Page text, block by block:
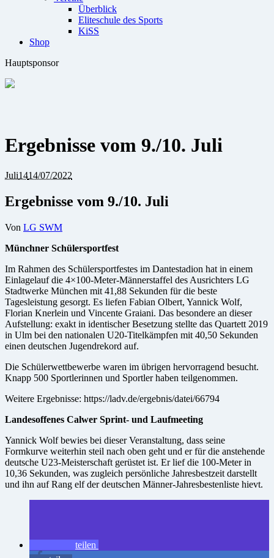
Überblick
Eliteschule des Sports
KiSS
Shop
Hauptsponsor
Ergebnisse vom 9./10. Juli
Juli1414/07/2022
Ergebnisse vom 9./10. Juli
Von LG SWM
Münchner Schülersportfest
Im Rahmen des Schülersportfestes im Dantestadion hat in einem
Einlagelauf die 4×100-Meter-Männerstaffel des Ausrichters LG
Stadtwerke München mit 41,88 Sekunden für die beste
Tagesleistung gesorgt. Es liefen Fabian Olbert, Yannick Wolf,
Florian Knerlein und Vincente Graiani. Das besondere an dieser
Aufstellung: exakt in identischer Besetzung stellte das Quartett 2019
in Ulm bei den nationalen U20-Titelkämpfen mit 40,50 Sekunden
einen deutschen Jugendrekord auf.
Die Schülerwettbewerbe waren im übrigen hervorragend besucht.
Knapp 500 Sportlerinnen und Sportler haben teilgenommen.
Weitere Ergebnisse: https://ladv.de/ergebnis/datei/66794
Landesoffenes Calwer Sprint- und Laufmeeting
Yannick Wolf bewies bei dieser Veranstaltung, dass seine
Formkurve weiterhin steil nach oben geht und er für die anstehende
deutsche U23-Meisterschaft gerüstet ist. Er lief die 100-Meter in
10,36 Sekunden, was zugleich persönliche Jahresbestzeit darstellt
und ihn auf Rang elf der deutschen Männer-Jahresbestenliste hievt.
teilen